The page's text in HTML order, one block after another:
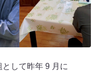
して昨年 9 月に